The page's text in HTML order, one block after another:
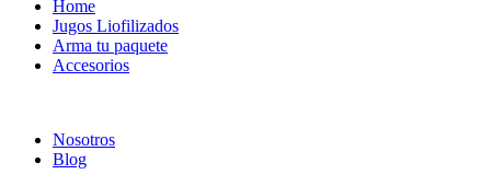
Home
Jugos Liofilizados
Arma tu paquete
Accesorios
Nosotros
Blog